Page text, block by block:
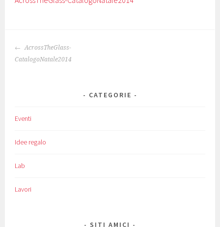
NAVIGAZIONE
ARTICOLO
AcrossTheGlass-
CatalogoNatale2014
CATEGORIE
Eventi
Idee regalo
Lab
Lavori
SITI AMICI